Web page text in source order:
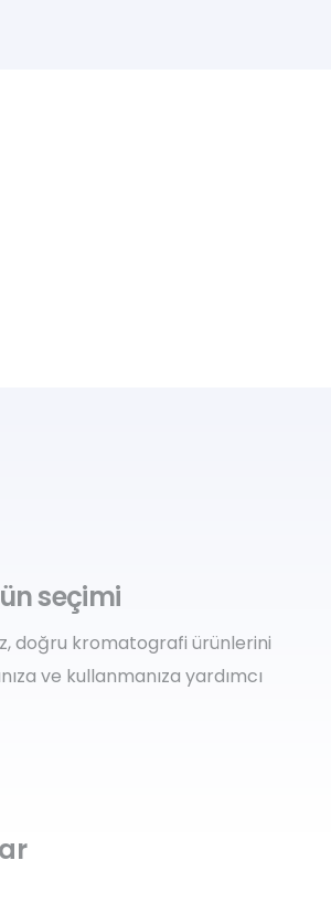
seçimi
doğru kromatografi ürünlerini
ve kullanmanıza yardımcı